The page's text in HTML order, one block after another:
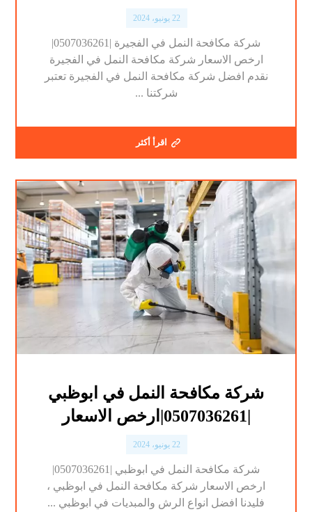
22 يونيو، 2024
شركة مكافحة النمل في الفجيرة |0507036261|
ارخص الاسعار شركة مكافحة النمل في الفجيرة
نقدم افضل شركة مكافحة النمل في الفجيرة تعتبر
شركتنا ...
اقرأ أكثر
شركة مكافحة النمل في ابوظبي
|0507036261|ارخص الاسعار
22 يونيو، 2024
شركة مكافحة النمل في ابوظبي |0507036261|
ارخص الاسعار شركة مكافحة النمل في ابوظبي ،
فليدنا افضل انواع الرش والمبديات في ابوظبي ...